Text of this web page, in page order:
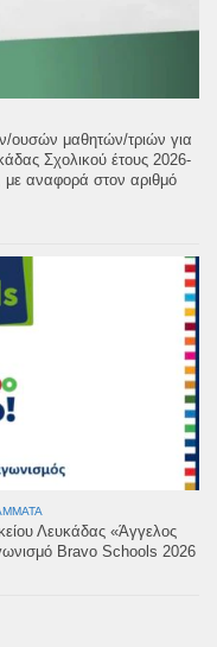
ουσών μαθητών/τριών για
Σχολικού έτους 2026-
με αναφορά στον αριθμό
Λευκάδας «Άγγελος
Bravo Schools 2026